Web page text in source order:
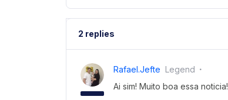
2 replies
Rafael.jefte Legend
Ai sim! Muito boa essa noticia!